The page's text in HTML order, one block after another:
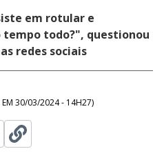
em rotular e
todo?", questionou
redes sociais
30/03/2024 - 14H27)